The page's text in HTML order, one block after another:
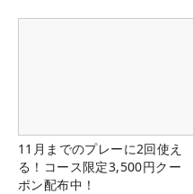
11月までのプレーに2回使え
る！コース限定3,500円クー
ポン配布中！